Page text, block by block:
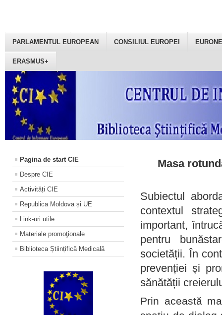
PARLAMENTUL EUROPEAN CONSILIUL EUROPEI
ERASMUS+
Pagina de start CIE
Despre CIE
Activități CIE
Republica Moldova și UE
Link-uri utile
Materiale promoţionale
Biblioteca Științifică Medicală
Masa
Subiectul
contextul
important,
pentru
societății. În
prevenției și
sănătății
Prin această